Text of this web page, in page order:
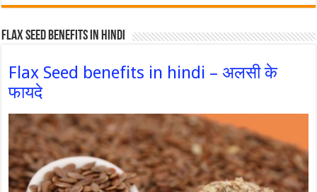
Flax Seed Benefits in hindi
Flax Seed benefits in hindi – अलसी के
फायदे